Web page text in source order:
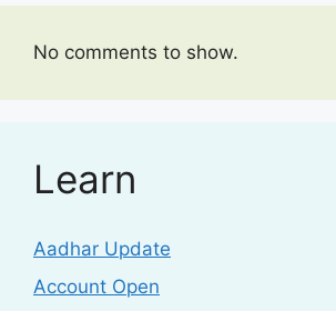
No comments to show.
Learn
Aadhar Update
Account Open